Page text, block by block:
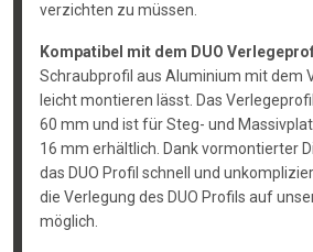
verzichten zu müssen.
Kompatibel mit dem DUO
Schraubprofil aus Aluminium mit dem
leicht montieren lässt. Das
60 mm und ist für Steg- und
16 mm erhältlich. Dank vormontierter
das DUO Profil schnell und
die Verlegung des DUO Profils auf
möglich.